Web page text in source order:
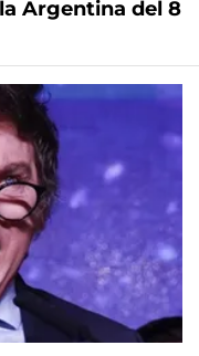
Argentina del 8